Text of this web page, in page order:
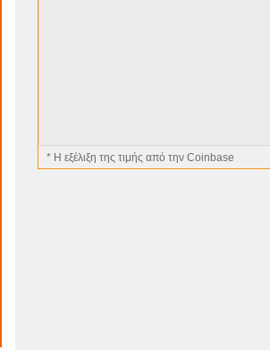
* H εξέλιξη της τιμής από την Coinbase